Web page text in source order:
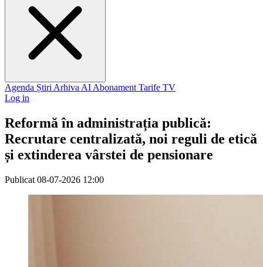
Agenda Știri Arhiva AI Abonament Tarife TV
Log in
Reformă în administrația publică:
Recrutare centralizată, noi reguli de etică
și extinderea vârstei de pensionare
Publicat 08-07-2026 12:00